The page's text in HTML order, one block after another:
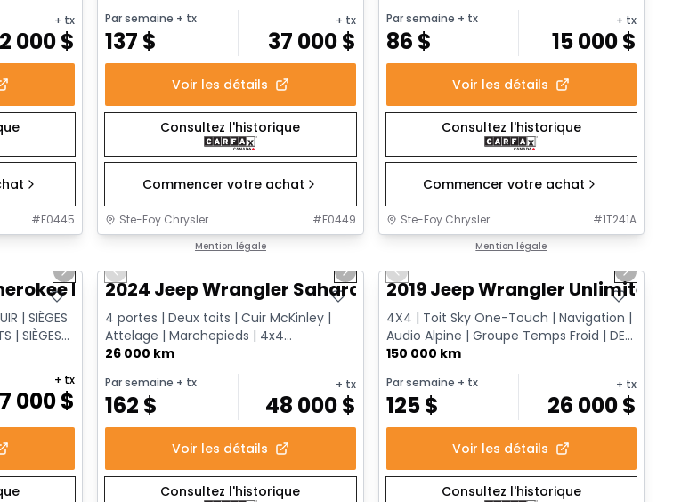
+ tx
000$
#F0445
Par semaine + tx
137 $
+ tx
37 000$
Voir les détails
Consultez l'historique
Commencer votre achat
Ste-Foy Chrysler #F0449
Mention légale
Par semaine + tx
86 $
+ tx
15 000$
Voir les détails
Consultez l'historique
Commencer votre achat
Ste-Foy Chrysler #1T241A
Mention légale
Next slide
Limited
| SIÈGES
| SIÈGES
000$
+ tx
Très bonne offre
Previous slide Next slide
2024 Jeep Wrangler Sahara
4 portes | Deux toits | Cuir McKinley |
Attelage | Marchepieds | 4x4
Command-Trac
26 000 km
Par semaine + tx
162 $
+ tx
48 000$
Voir les détails
Consultez l'historique
Très bonne offre
Previous slide Next
2019 Jeep Wrangler Unlimited
4X4 | Toit Sky One-Touch | Navigation |
Audio Alpine | Groupe Temps Froid | DEL
| Surveillance des a...
150 000 km
Par semaine + tx
125$
+ tx
26 000$
Voir les détails
Consultez l'historique